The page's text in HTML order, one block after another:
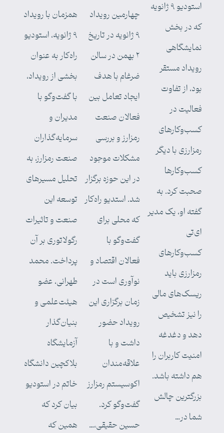
استودیو ۹ ژانویه
که در بخش
نمایشگاهی
رویداد مستقر
بود، از تفاوت
فعالیت در
کسب‌وکارهای
رمزارزی با دیگر
کسب‌وکارها
صحبت کرد. به
گفته او،‌ یک مدیر
ای‌تی
کسب‌وکارهای
رمزارزی باید
ریسک‌های مالی
را نیز تشخیص
دهد و دغدغه
امنیت کاربران را
هم داشته باشد.
بزرگترین چالش
شما در…
چهارمین رویداد
۹ ژانویه در تاریخ
۲ بهمن در سالن
ضرغام با هدف
ایجاد تعامل بین
فعالان صنعت
رمزارز و بررسی
مشکلات موجود
در این حوزه برگزار
شد. استدیو راه‌کار
که محلی برای
گفت‌وگو با
فعالان اقتصاد و
نوآوری است در
زمان برگزاری این
رویداد حضور
داشت و با
علاقه‌مندان
اکوسیستم رمزارز
گفت‌وگو کرد.
حسین حقیقی،…
همزمان با رویداد
۹ ژانویه، استودیو
راه‌کار به عنوان
بخشی از رویداد،
با گفت‌وگو با
مدیران و
سرمایه‌گذاران
صنعت رمزارز، به
تحلیل مسیرهای
توسعه این
صنعت و تاثیرات
رگولاتوری بر آن
پرداخت. محمد
طهرانی، عضو
هیئت‌علمی و
بنیان‌گذار
آزمایشگاه
بلاکچین دانشگاه
خاتم در استودیو
بیان کرد که
همین که